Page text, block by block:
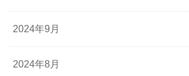
2024年9月
2024年8月